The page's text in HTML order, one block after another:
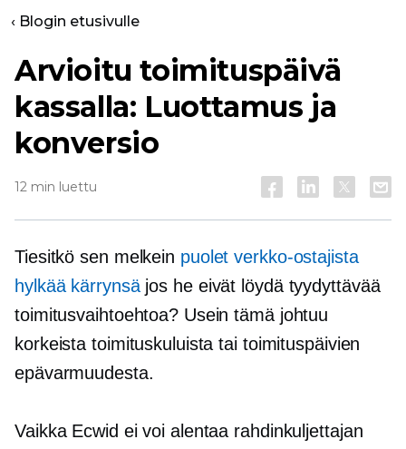
‹ Blogin etusivulle
Arvioitu toimituspäivä
kassalla: Luottamus ja
konversio
12 min luettu
Tiesitkö sen melkein puolet verkko-ostajista
hylkää kärrynsäjos he eivät löydä tyydyttävää
toimitusvaihtoehtoa? Usein tämä johtuu
korkeista toimituskuluista tai toimituspäivien
epävarmuudesta.
Vaikka Ecwid ei voi alentaa rahdinkuljettajan